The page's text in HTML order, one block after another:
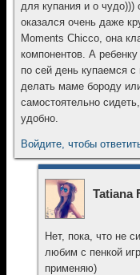
для купания и о чудо)))
оказался очень даже
Moments Chicco, она
компонентов. А
по сей день купаемся
делать маме бороду
самостоятельно
удобно.
Войдите, чтобы
Tatiana
Нет, пока, что не
любим с пенкой
применяю)